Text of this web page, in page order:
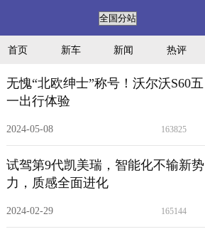
首页 新车 新闻 热评
无愧“北欧绅士”称号！沃尔沃S60五
一出行体验
2024-05-08 163825
试驾第9代凯美瑞，智能化不输新势
力，质感全面进化
2024-02-29 165144